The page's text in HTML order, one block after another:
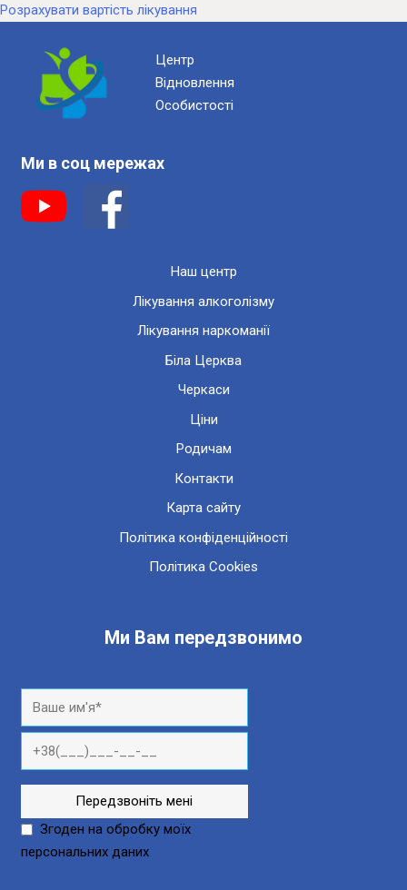
Розрахувати вартість лікування
Центр
Відновлення
Особистості
Ми в соц мережах
Наш центр
Лікування алкоголізму
Лікування наркоманії
Біла Церква
Черкаси
Ціни
Родичам
Контакти
Карта сайту
Політика конфіденційності
Політика Cookies
Ми Вам передзвонимо
Згоден на обробку моїх
персональних даних